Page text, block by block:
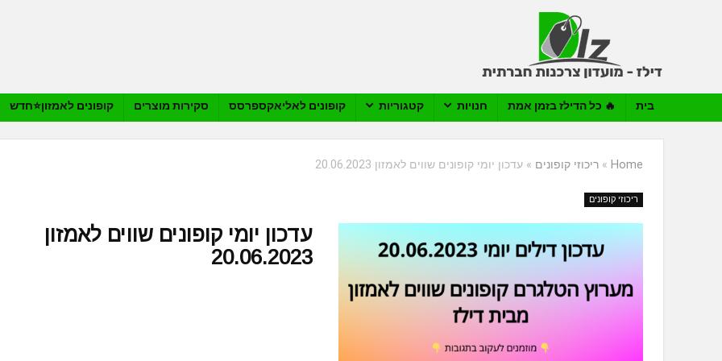
בית 🔥 כל הדילז בזמן אמת חנויות קטגוריות קופונים לאליאקספרסס סקירות מוצרים קופונים לאמזון⭐️חדש
Home
» ריכוזי קופונים » עדכון יומי קופונים שווים לאמזון 20.06.2023
ריכוזי קופונים
עדכון יומי קופונים שווים לאמזון
20.06.2023